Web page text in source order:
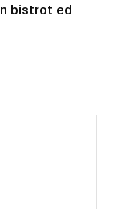
bistrot ed